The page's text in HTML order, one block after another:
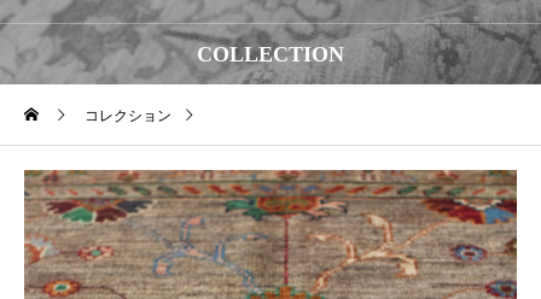
COLLECTION
コレクション